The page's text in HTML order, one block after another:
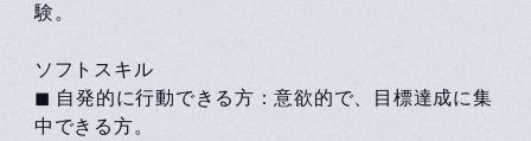
験。
ソフトスキル
◼ 自発的に行動できる方：意欲的で、目標達成に集
中できる方。